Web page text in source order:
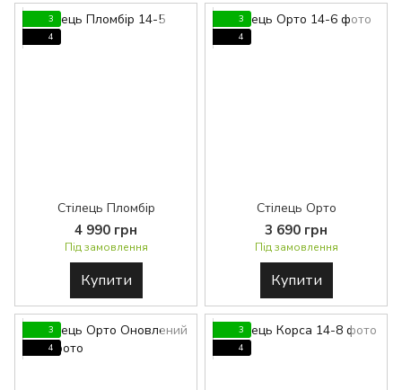
3
4
Стілець Пломбір
4 990 грн
Під замовлення
Купити
3
4
Стілець Орто
3 690 грн
Під замовлення
Купити
3
4
3
4